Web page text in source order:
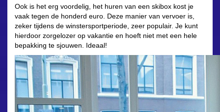
Ook is het erg voordelig, het huren van een skibox kost je
vaak tegen de honderd euro. Deze manier van vervoer is,
zeker tijdens de winstersportperiode, zeer populair. Je kunt
hierdoor zorgelozer op vakantie en hoeft niet met een hele
bepakking te sjouwen. Ideaal!